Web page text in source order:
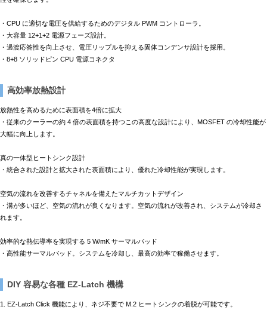
・CPU に適切な電圧を供給するためのデジタル PWM コントローラ。
・大容量 12+1+2 電源フェーズ設計。
・過渡応答性を向上させ、電圧リップルを抑える固体コンデンサ設計を採用。
・8+8 ソリッドピン CPU 電源コネクタ
高効率放熱設計
放熱性を高めるために表面積を4倍に拡大
・従来のクーラーの約 4 倍の表面積を持つこの高度な設計により、MOSFET の冷却性能が
大幅に向上します。
真の一体型ヒートシンク設計
・統合された設計と拡大された表面積により、優れた冷却性能が実現します。
空気の流れを改善するチャネルを備えたマルチカットデザイン
・溝が多いほど、空気の流れが良くなります。空気の流れが改善され、システムが冷却さ
れます。
効率的な熱伝導率を実現する 5 W/mK サーマルパッド
・高性能サーマルパッド。システムを冷却し、最高の効率で稼働させます。
DIY 容易な各種 EZ-Latch 機構
1. EZ-Latch Click 機能により、ネジ不要で M.2 ヒートシンクの着脱が可能です。